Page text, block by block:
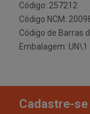
Código: 257212
Código NCM:
Código de Barras
Embalagem: UN\1
Cadastre-